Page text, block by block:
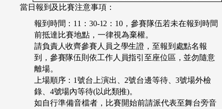
當日報到及比賽注意事項：
報到時間：11：30-12：10， 參賽隊伍若未在報到時間
前抵達比賽地點，一律視為棄權。
請負責人收齊參賽人員之學生證，至報到處點名報
到，參賽隊伍則依工作人員指引至座位區，並勿隨意
離場。
上場順序：1號台上演出、2號台邊等待、3號場外檢
錄、4號場內等待(以此類推)。
如自行準備音檔者，比賽開始前請派代表至舞台旁音